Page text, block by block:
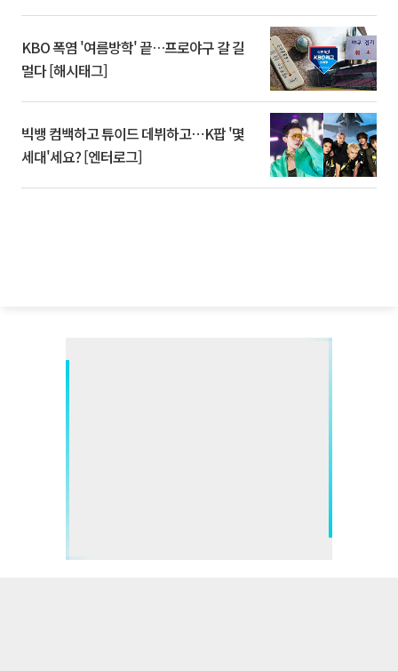
KBO 폭염 '여름방학' 끝…프로야구 갈 길
멀다 [해시태그]
빅뱅 컴백하고 튜이드 데뷔하고⋯K팝 '몇
세대'세요? [엔터로그]